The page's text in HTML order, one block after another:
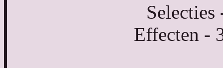
Selecties
Effecten -